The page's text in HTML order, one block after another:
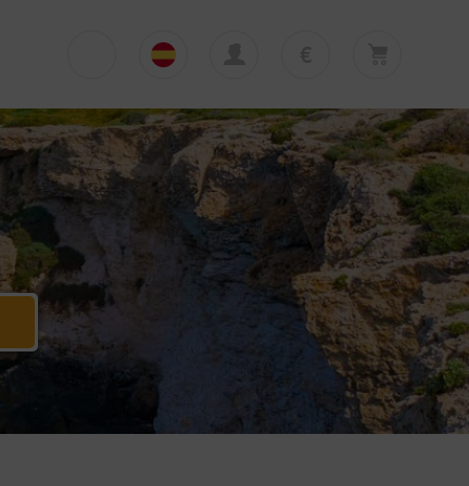
English
Polski
Deutsch
Italiano
€ EUR
£ GBP
PLN
$ USD
Su cesta está vacía
Su cesta está vacía. Añadir primera excursión
o traslado